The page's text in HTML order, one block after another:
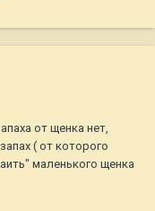
от щенка нет,
( от которого
маленького щенка